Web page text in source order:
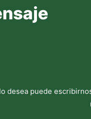
desea puede